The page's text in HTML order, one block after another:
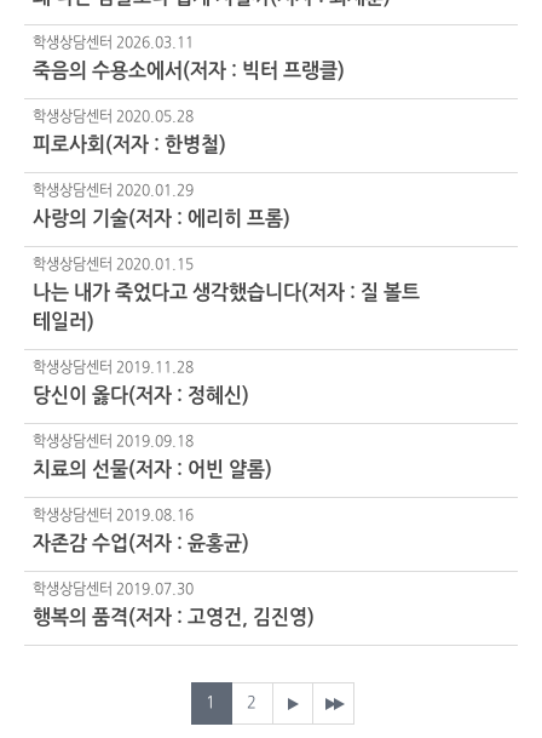
학생상담센터 2026.03.11
죽음의 수용소에서(저자 : 빅터 프랭클)
학생상담센터 2020.05.28
피로사회(저자 : 한병철)
학생상담센터 2020.01.29
사랑의 기술(저자 : 에리히 프롬)
학생상담센터 2020.01.15
나는 내가 죽었다고 생각했습니다(저자 : 질 볼트
테일러)
학생상담센터 2019.11.28
당신이 옳다(저자 : 정혜신)
학생상담센터 2019.09.18
치료의 선물(저자 : 어빈 얄롬)
학생상담센터 2019.08.16
자존감 수업(저자 : 윤홍균)
학생상담센터 2019.07.30
행복의 품격(저자 : 고영건, 김진영)
1 2